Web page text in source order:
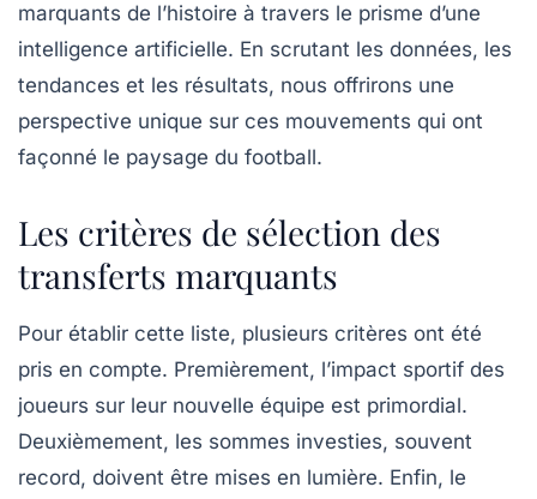
marquants de l’histoire à travers le prisme d’une
intelligence artificielle. En scrutant les données, les
tendances et les résultats, nous offrirons une
perspective unique sur ces mouvements qui ont
façonné le paysage du football.
Les critères de sélection des
transferts marquants
Pour établir cette liste, plusieurs critères ont été
pris en compte. Premièrement, l’impact sportif des
joueurs sur leur nouvelle équipe est primordial.
Deuxièmement, les sommes investies, souvent
record, doivent être mises en lumière. Enfin, le